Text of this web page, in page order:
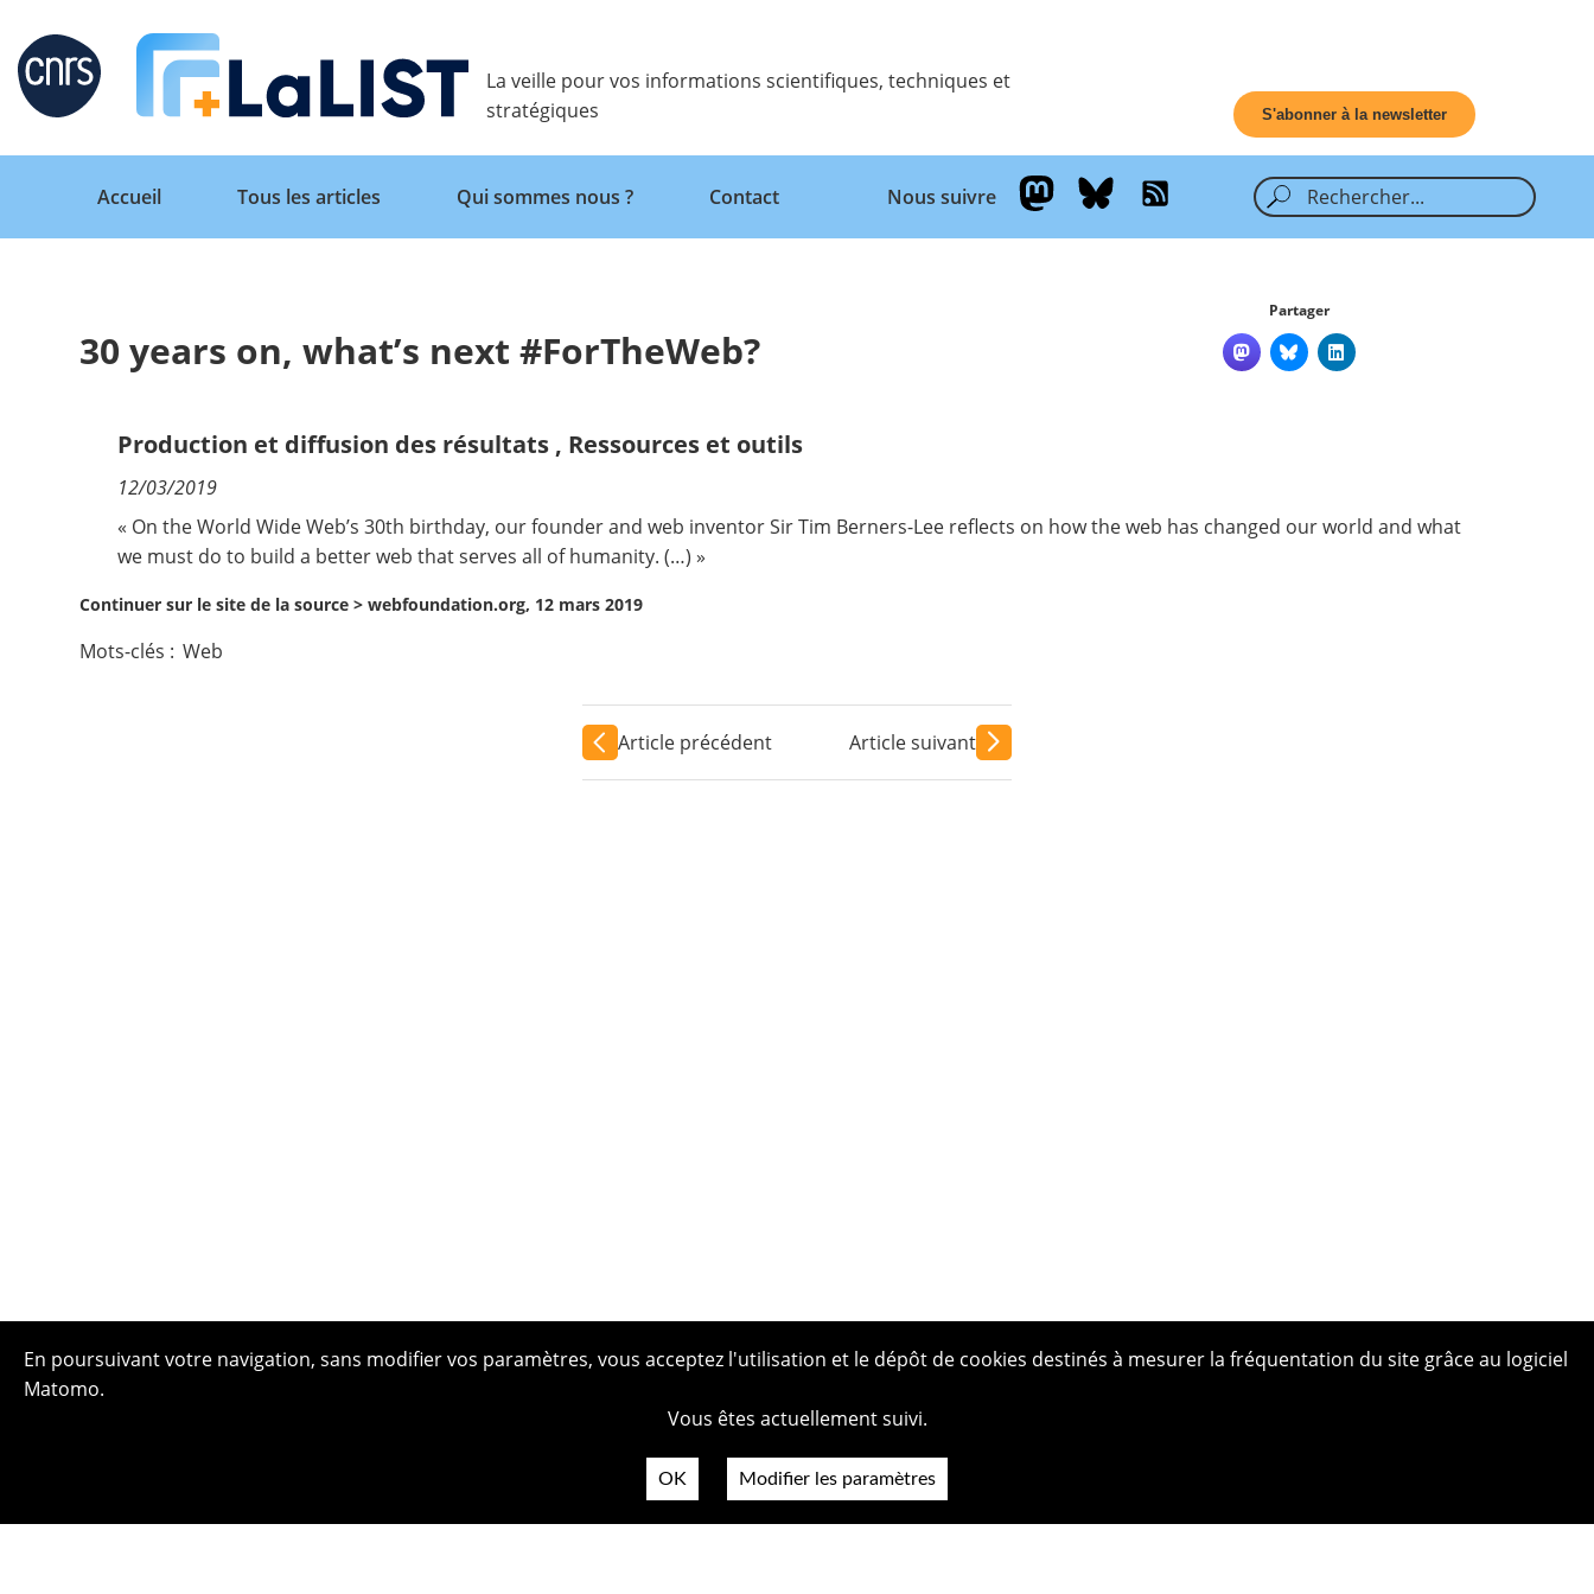
Retour
Accueil
Qui sommes nous ?
Nous suivre
La veille pour vos informations scientifiques, techniques et
stratégiques
S'abonner à la newsletter
Retour
Accueil
Tous les articles Qui sommes nous ? Contact Nous suivre
30 years on, what’s next #ForTheWeb?
Partager
Production et diffusion des résultats , Ressources et outils
12/03/2019
« On the World Wide Web’s 30th birthday, our founder and web inventor Sir Tim Berners-Lee reflects on how the web has changed our world and what
we must do to build a better web that serves all of humanity. (…) »
Continuer sur le site de la source >webfoundation.org, 12 mars 2019
Mots-clés : Web
Article précédent Article suivant
En poursuivant votre navigation, sans modifier vos paramètres, vous acceptez l'utilisation et le dépôt de cookies destinés à mesurer la fréquentation du site grâce au logiciel
Matomo.
Vous êtes actuellement suivi.
OK Modifier les paramètres